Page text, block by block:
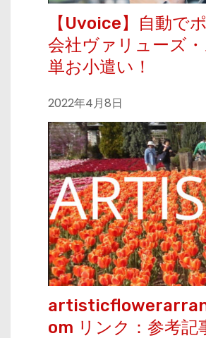
【Uvoice】自動で
会社ヴァリューズ
単お小遣い！
2022年4月8日
om リンク：参考記